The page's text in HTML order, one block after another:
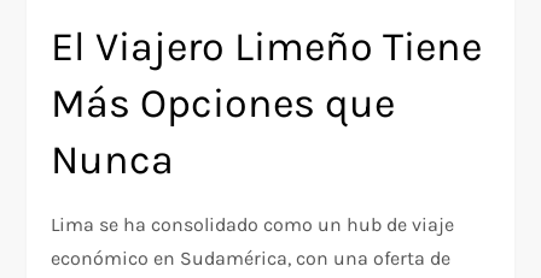
El Viajero Limeño Tiene
Más Opciones que
Nunca
Lima se ha consolidado como un hub de viaje
económico en Sudamérica, con una oferta de